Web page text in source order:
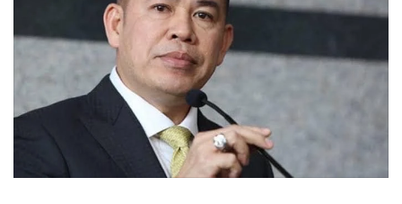
Green Innovation & SD
• Management & HR
MGR Live
Infographic
•
ท่องเที่ยว
• กีฬา